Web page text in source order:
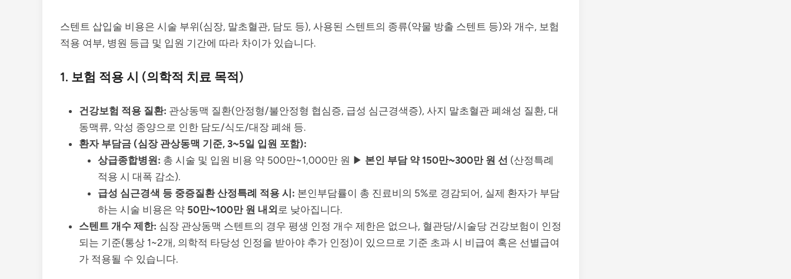
스텐트 삽입술 비용은 시술 부위(심장, 말초혈관, 담도 등), 사용된 스텐트의 종류(약물 방출 스텐트 등)와 개수, 보험
적용 여부, 병원 등급 및 입원 기간에 따라 차이가 있습니다.
1. 보험 적용 시 (의학적 치료 목적)
건강보험 적용 질환: 관상동맥 질환(안정형/불안정형 협심증, 급성 심근경색증), 사지 말초혈관 폐쇄성 질환, 대
동맥류, 악성 종양으로 인한 담도/식도/대장 폐쇄 등.
환자 부담금 (심장 관상동맥 기준, 3~5일 입원 포함):
상급종합병원: 총 시술 및 입원 비용 약 500만~1,000만 원 ▶ 본인 부담 약 150만~300만 원 선 (산정특례
적용 시 대폭 감소).
급성 심근경색 등 중증질환 산정특례 적용 시: 본인부담률이 총 진료비의 5%로 경감되어, 실제 환자가 부담
하는 시술 비용은 약 50만~100만 원 내외 로 낮아집니다.
스텐트 개수 제한: 심장 관상동맥 스텐트의 경우 평생 인정 개수 제한은 없으나, 혈관당/시술당 건강보험이 인정
되는 기준(통상 1~2개, 의학적 타당성 인정을 받아야 추가 인정)이 있으므로 기준 초과 시 비급여 혹은 선별급여
가 적용될 수 있습니다.